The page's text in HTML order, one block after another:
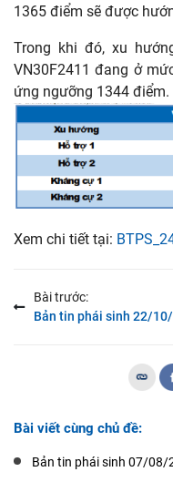
1365 điểm sẽ được
Trong khi đó, xu
VN30F2411 đang ở
ứng ngưỡng 1344 điểm.
Xem chi tiết tại:
Bài trước:
Bài viết cùng chủ đề:
Bản tin phái sinh 07/08/